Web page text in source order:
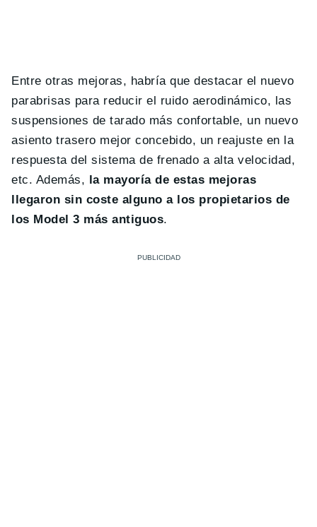
Entre otras mejoras, habría que destacar el nuevo
parabrisas para reducir el ruido aerodinámico, las
suspensiones de tarado más confortable, un nuevo
asiento trasero mejor concebido, un reajuste en la
respuesta del sistema de frenado a alta velocidad,
etc. Además, la mayoría de estas mejoras
llegaron sin coste alguno a los propietarios de
los Model 3 más antiguos.